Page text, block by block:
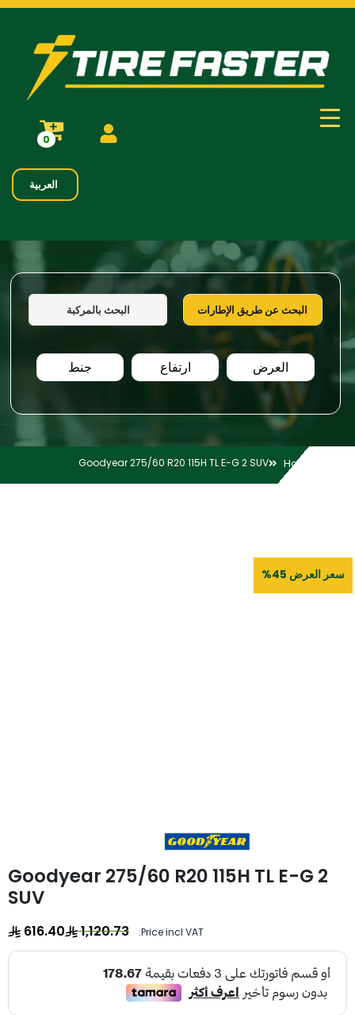
0
العربية
البحث عن طريق الإطارات البحث بالمركبة
العرض ارتفاع جنط
Home
Goodyear 275/60 R20 115H TL E-G 2 SUV
سعر العرض 45%
Goodyear 275/60 R20 115H TL E-G 2
SUV
Price incl VAT:
1,120.73
616.40